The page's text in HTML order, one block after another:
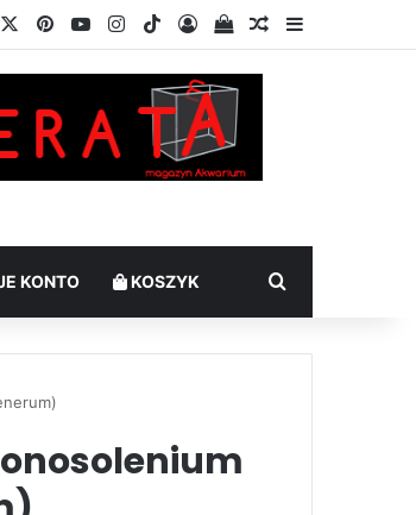
PinterestYouTubeInstagram
TikTokZalogujSprawdź swój
Losowy artykuł
Sidebar
KONTO KOSZYK Szukaj